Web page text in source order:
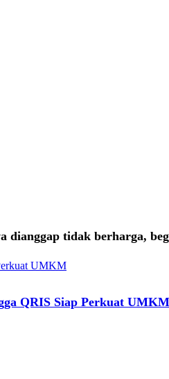
tidak berharga,
QRIS Siap Perkuat UMKM